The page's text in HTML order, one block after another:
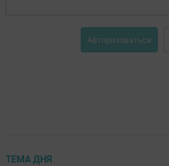
Авторизоваться
ТЕМА ДНЯ